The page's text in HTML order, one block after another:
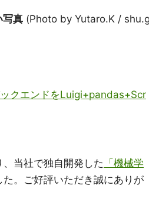
写真 (Photo by Yutaro.K /
クエンドをLuigi+pandas+Scr
当社で独自開発した 「機械学
。ご好評いただき誠にありが